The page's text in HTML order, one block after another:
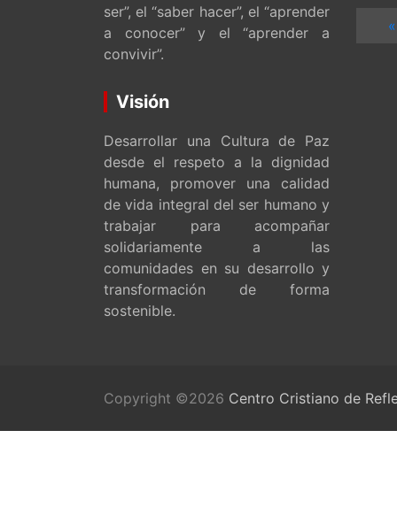
ser”, el “saber hacer”, el “aprender
a conocer” y el “aprender a
convivir”.
Visión
Desarrollar una Cultura de Paz
desde el respeto a la dignidad
humana, promover una calidad
de vida integral del ser humano y
trabajar para acompañar
solidariamente a las
comunidades en su desarrollo y
transformación de forma
sostenible.
Copyright ©2026 Centro Cristiano de